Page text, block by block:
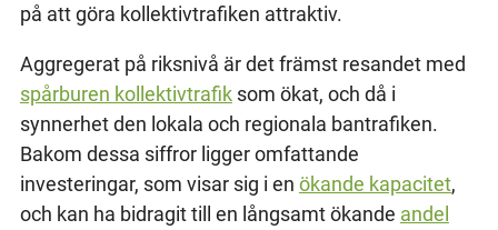
på att göra kollektivtrafiken attraktiv.
Aggregerat på riksnivå är det främst resandet med
spårburen kollektivtrafiksom ökat, och då i
synnerhet den lokala och regionala bantrafiken.
Bakom dessa siffror ligger omfattande
investeringar, som visar sig i en ökande kapacitet,
och kan ha bidragit till en långsamt ökande andel